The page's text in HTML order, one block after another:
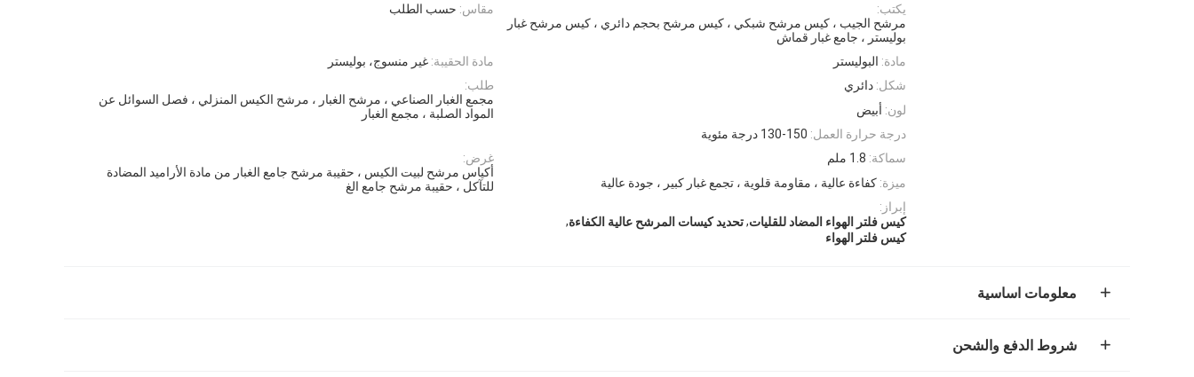
مقاس: حسب الطلب
يكتب:
مرشح الجيب ، كيس مرشح شبكي ، كيس مرشح بحجم دائري ، كيس مرشح غبار
بوليستر ، جامع غبار قماش
مادة الحقيبة: غير منسوج، بوليستر مادة: البوليستر
طلب:
مجمع الغبار الصناعي ، مرشح الغبار ، مرشح الكيس المنزلي ، فصل السوائل عن
المواد الصلبة ، مجمع الغبار
شكل: دائري
لون: أبيض
درجة حرارة العمل: 130-150 درجة مئوية
غرض:
أكياس مرشح لبيت الكيس ، حقيبة مرشح جامع الغبار من مادة الأراميد المضادة
للتآكل ، حقيبة مرشح جامع الغ
سماكة: 1.8 ملم
ميزة: كفاءة عالية ، مقاومة قلوية ، تجمع غبار كبير ، جودة عالية
إبراز:
كيس فلتر الهواء المضاد للقليات,تحديد كيسات المرشح عالية الكفاءة,
كيس فلتر الهواء
معلومات اساسية
شروط الدفع والشحن